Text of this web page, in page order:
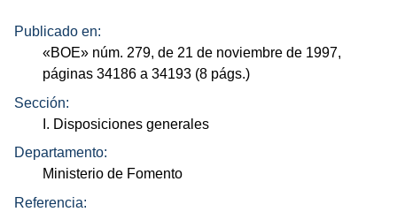
Publicado en:
«BOE» núm. 279, de 21 de noviembre de 1997,
páginas 34186 a 34193 (8 págs.)
Sección:
I. Disposiciones generales
Departamento:
Ministerio de Fomento
Referencia: